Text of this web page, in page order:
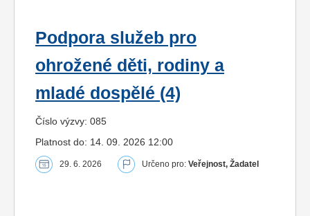
Podpora služeb pro
ohrožené děti, rodiny a
mladé dospělé (4)
Číslo výzvy: 085
Platnost do: 14. 09. 2026 12:00
29. 6. 2026 Určeno pro: Veřejnost, Žadatel